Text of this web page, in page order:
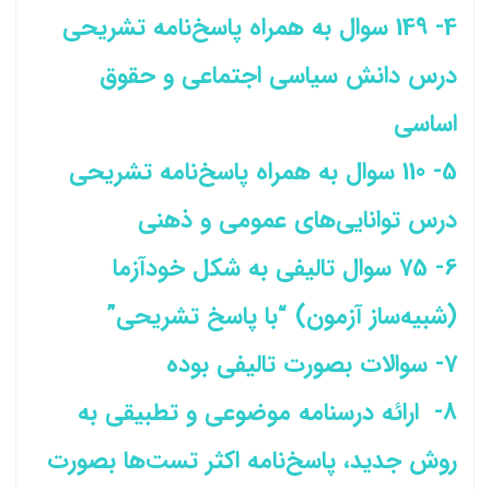
4- 149 سوال به همراه پاسخ‌نامه تشریحی
درس دانش سیاسی اجتماعی و حقوق
اساسی
5- 110 سوال به همراه پاسخ‌نامه تشریحی
درس توانایی‌های عمومی و ذهنی
6- 75 سوال تالیفی به شکل خودآزما
(شبیه‌ساز آزمون) “با پاسخ تشریحی”
7- سوالات بصورت تالیفی بوده
8- ارائه درسنامه موضوعی و تطبیقی به
روش جدید، پاسخ‌نامه اکثر تست‌ها بصورت